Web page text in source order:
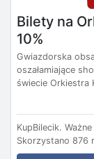
Bilety na
10%
Gwiazdorska
oszałamiające
świecie Orkiestra
KupBilecik.
Skorzystano 876